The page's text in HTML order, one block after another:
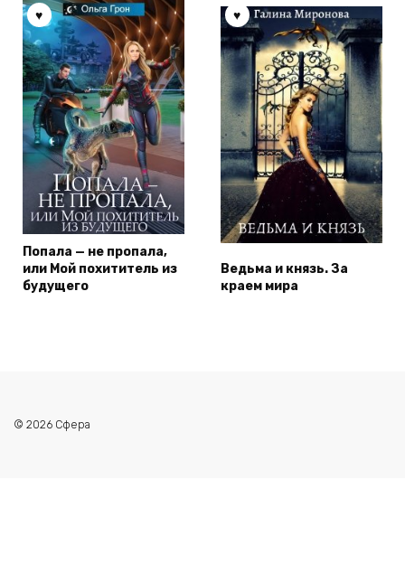
Попала — не пропала,
или Мой похититель из
будущего
Ведьма и князь. За
краем мира
© 2026 Сфера